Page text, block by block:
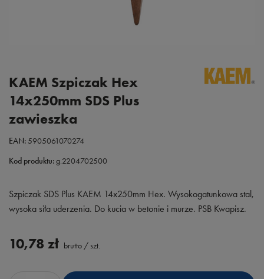
KAEM Szpiczak Hex
14x250mm SDS Plus
zawieszka
EAN:5905061070274
Kod produktu:g.2204702500
Szpiczak SDS Plus KAEM 14x250mm Hex. Wysokogatunkowa stal,
wysoka siła uderzenia. Do kucia w betonie i murze. PSB Kwapisz.
10,78 zł brutto / szt.